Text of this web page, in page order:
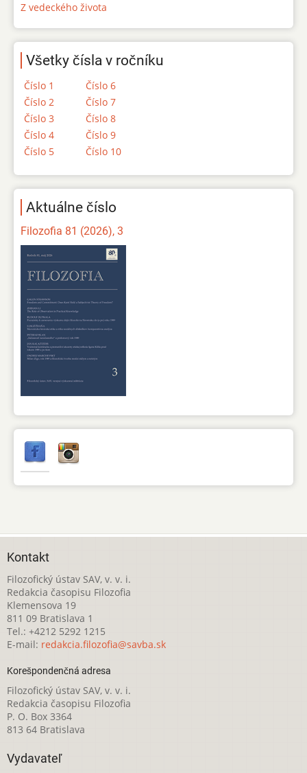
Z vedeckého života
Všetky čísla v ročníku
Číslo 1
Číslo 2
Číslo 3
Číslo 4
Číslo 5
Číslo 6
Číslo 7
Číslo 8
Číslo 9
Číslo 10
Aktuálne číslo
Filozofia 81 (2026), 3
Kontakt
Filozofický ústav SAV, v. v. i.
Redakcia časopisu Filozofia
Klemensova 19
811 09 Bratislava 1
Tel.: +4212 5292 1215
E-mail: redakcia.filozofia@savba.sk
Korešpondenčná adresa
Filozofický ústav SAV, v. v. i.
Redakcia časopisu Filozofia
P. O. Box 3364
813 64 Bratislava
Vydavateľ